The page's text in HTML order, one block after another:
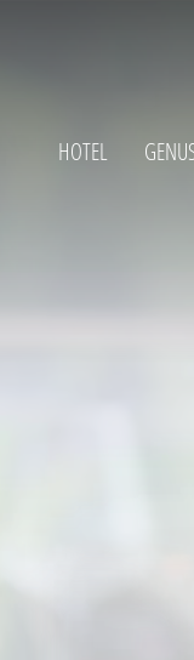
HOTEL